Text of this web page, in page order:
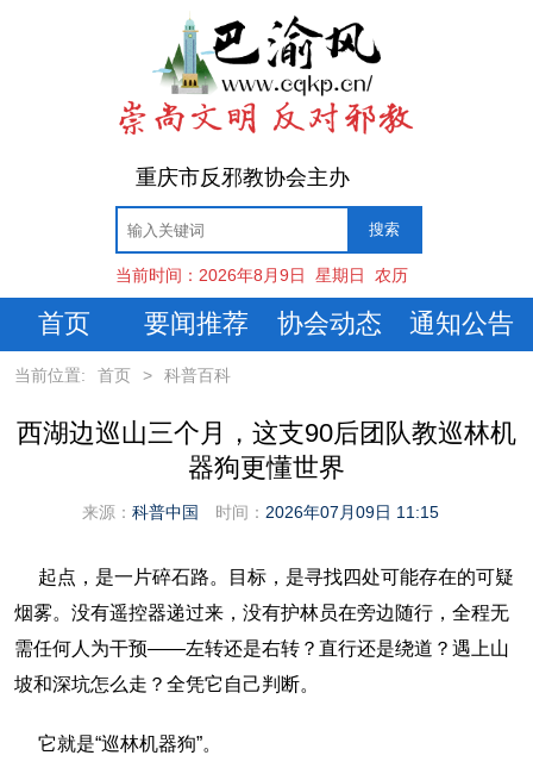
重庆市反邪教协会主办
当前时间： 2026年8月9日 星期日 农历
首页 要闻推荐 协会动态 通知公告
当前位置: 首页 > 科普百科
西湖边巡山三个月，这支90后团队教巡林机
器狗更懂世界
来源： 科普中国 时间： 2026年07月09日 11:15
起点，是一片碎石路。目标，是寻找四处可能存在的可疑
烟雾。没有遥控器递过来，没有护林员在旁边随行，全程无
需任何人为干预——左转还是右转？直行还是绕道？遇上山
坡和深坑怎么走？全凭它自己判断。
它就是“巡林机器狗”。